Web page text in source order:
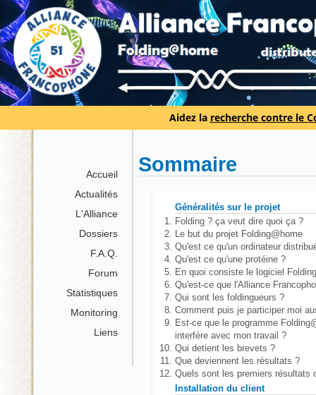
Aidez la recherche contre le
Accueil
Actualités
L'Alliance
Dossiers
F.A.Q.
Forum
Statistiques
Monitoring
Liens
Sommaire
Généralités sur le projet
Folding ? ça veut dire quoi ça ?
Le but du projet Folding@home
Qu'est ce qu'un ordinateur
Qu'est ce qu'une protéine ?
En quoi consiste le logiciel
Qu'est-ce que l'Alliance
Qui sont les foldingueurs ?
Comment puis je participer moi
Est-ce que le programme
interfère avec mon travail ?
Qui detient les brevets ?
Que deviennent les résultats ?
Quels sont les premiers résultats
Installation du client